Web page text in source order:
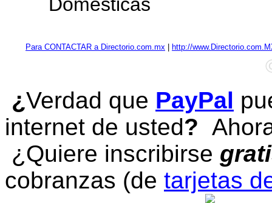
Para CONTACTAR a Directorio.com.mx http://
¿Verdad que PayPal
internet de usted?
¿Quiere inscribirse
cobranzas (de tarjetas